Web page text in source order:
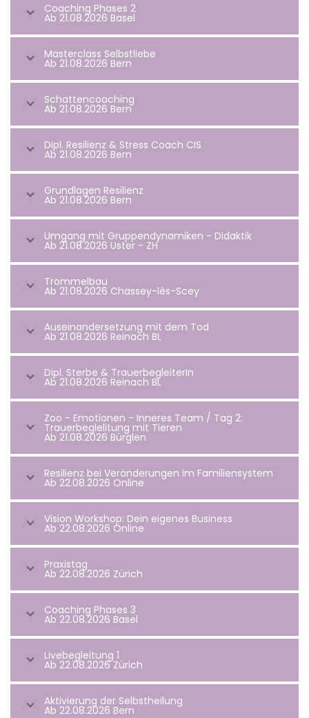
Coaching Phases 2
Ab 21.08.2026 Basel
Masterclass Selbstliebe
Ab 21.08.2026 Bern
Schattencoaching
Ab 21.08.2026 Bern
Dipl. Resilienz & Stress Coach CIS
Ab 21.08.2026 Bern
Grundlagen Resilienz
Ab 21.08.2026 Bern
Umgang mit Gruppendynamiken - Didaktik
Ab 21.08.2026 Uster - ZH
Trommelbau
Ab 21.08.2026 Chassey-lès-Scey
Auseinandersetzung mit dem Tod
Ab 21.08.2026 Reinach BL
Dipl. Sterbe & TrauerbegleiterIn
Ab 21.08.2026 Reinach BL
Zoo - Emotionen - Inneres Team / Tag 2:
Trauerbeglelitung mit Tieren
Ab 21.08.2026 Bürglen
Resilienz bei Veränderungen im Familiensystem
Ab 22.08.2026 Online
Vision Workshop: Dein eigenes Business
Ab 22.08.2026 Online
Praxistag
Ab 22.08.2026 Zürich
Coaching Phases 3
Ab 22.08.2026 Basel
Livebegleitung 1
Ab 22.08.2026 Zürich
Aktivierung der Selbstheilung
Ab 22.08.2026 Bern